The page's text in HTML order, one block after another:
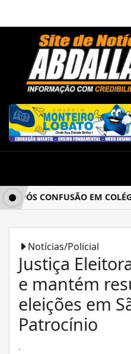
CONFUSÃO EM COLÉGIO
Notícias/Policial
Justiça
e mantém
eleições em
Patrocínio
.